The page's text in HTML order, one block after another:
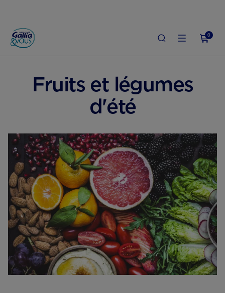
0
ACCUEIL
Fruits et légumes
d'été